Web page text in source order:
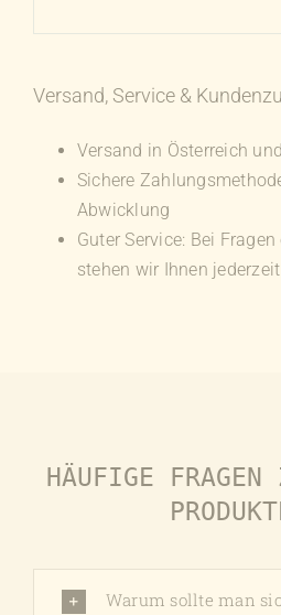
Versand, Service &
Versand in Österreich
Sichere
Abwicklung
Guter Service: Bei
stehen wir Ihnen
HÄUFIGE FRAGEN
Warum sollte man